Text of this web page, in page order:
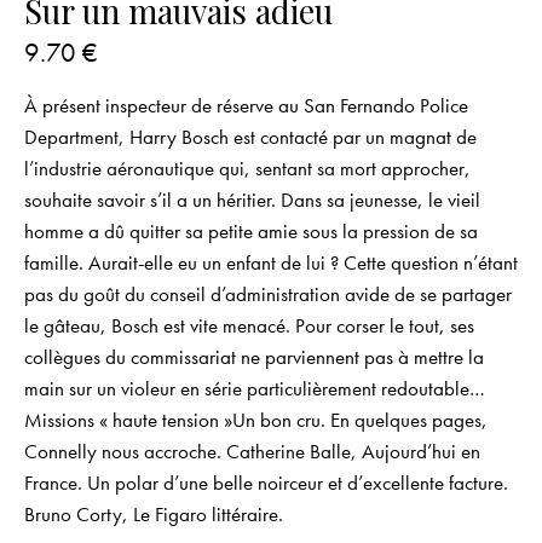
Sur un mauvais adieu
9.70 €
À présent inspecteur de réserve au San Fernando Police
Department, Harry Bosch est contacté par un magnat de
l’industrie aéronautique qui, sentant sa mort approcher,
souhaite savoir s’il a un héritier. Dans sa jeunesse, le vieil
homme a dû quitter sa petite amie sous la pression de sa
famille. Aurait-elle eu un enfant de lui ? Cette question n’étant
pas du goût du conseil d’administration avide de se partager
le gâteau, Bosch est vite menacé. Pour corser le tout, ses
collègues du commissariat ne parviennent pas à mettre la
main sur un violeur en série particulièrement redoutable…
Missions « haute tension »Un bon cru. En quelques pages,
Connelly nous accroche. Catherine Balle, Aujourd’hui en
France. Un polar d’une belle noirceur et d’excellente facture.
Bruno Corty, Le Figaro littéraire.